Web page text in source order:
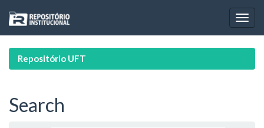
navigation
Repositório UFT
Search